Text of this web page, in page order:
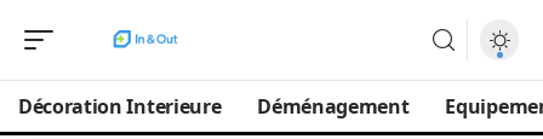
Décoration Interieure Déménagement